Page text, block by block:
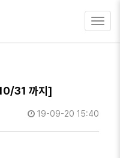
31 까지]
19-09-20 15:40